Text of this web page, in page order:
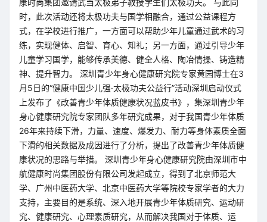
康时尚集团邀请武当太极弟子教授学生们太极功夫。 与此同
时，此次活动还将太极功夫与国学相融合，通过公益课程方
式，在学校进行推广，一方面可以帮助少年儿童通过武术的习
练，实现健体、启智、育心、知礼；另一方面，通过引导少年
儿童学习国学，能够传承美德、健全人格、陶冶情操、铸造精
神、提升智力。 深圳青少年身心健康研究院专家黄园博士在3
月5日的“健康中国少儿强·太极功夫公益行”活动深圳启动仪式
上发布了《改善青少年体质健康状况蓝皮书》，集深圳青少年
身心健康研究院专家团队多年研究成果，对于我国青少年体质
26年来持续下滑，力量、速度、爆发力、耐力等身体素质全面
下滑的相关数据及成因进行了分析，提出了改善青少年体质健
康状况的思路与举措。 深圳青少年身心健康研究院由深圳市中
航健康时尚集团股份有限公司发起成立，得到了北京师范大
学、广州中医药大学、北京中医药大学等院校专家学者的大力
支持，主要目的是系统、深入地开展青少年体质研究、运动研
究、健康研究、心理素质研究，从而解决我国对于体质、运